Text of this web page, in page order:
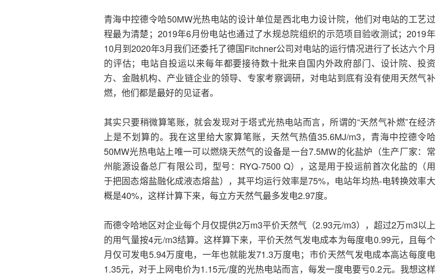
青海中控德令哈50MW光热电站的设计单位是西北电力设计院，他们对电站的工艺过
程最为清楚；2019年6月份电站也通过了水规总院组织的示范项目验收测试；2019年
10月到2020年3月我们还委托了德国Fitchner公司对电站的运行情况进行了长达六个月
的评估；电站自投运以来每年都要接待数十批来自国内外政府部门、设计院、投资
方、金融机构、产业链企业的领导、专家考察调研，对电站到底有没有使用天然气补
燃，他们都是最好的见证者。
其实只要稍微算笔账，就会发现对于塔式光热电站而言，所谓的“天然气补燃”在经济
上是不划算的。我在这里给大家算笔账，天然气热值35.6MJ/m3，青海中控德令哈
50MW光热电站上唯一可以燃烧天然气的设备是一台7.5MW的化盐炉（生产厂家：常
州能源设备总厂有限公司，型号：RYQ-7500 Q），这是用于投运前首次化盐的（用
于把固态熔盐融化成液态熔盐），其平均运行效率是75%，电站年均热-电转换效率大
概是40%，这样计算下来，每立方天然气最多发电2.97度。
而德令哈地区对企业每个月仅提供2万m3平价天然气（2.93元/m3），超过2万m3以上
的用气量按4元/m3结算。这样算下来，平价天然气发电成本为每度电0.99元，且每个
月仅可发电5.94万度电，一年也就能发71.3万度电；市价天然气发电成本高达每度电
1.35元，对于上网电价为1.15元/度的光热电站而言，每发一度电要亏0.2元。我想这样